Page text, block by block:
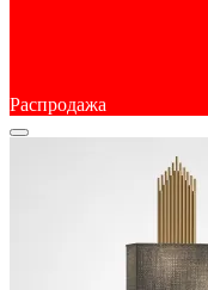
Распродажа